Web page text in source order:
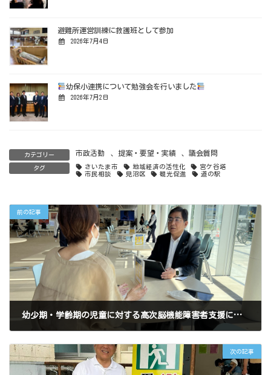
避難所運営訓練に救護班として参加
2026年7月4日
幼保小連携について勉強会を行いました
2026年7月2日
カテゴリー 市政活動 提案・要望・実績 、議会質問
タグ さいたま市 地域経済の活性化
宮ケ谷塔
市民相談
見沼区 観光促進 道の駅
前の記事
幼少期・学齢期の児童に対する高次脳機能障害者支援について
次の記事